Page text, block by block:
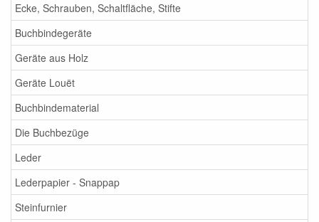
Ecke, Schrauben, Schaltfläche, Stifte
Buchbindegeräte
Geräte aus Holz
Geräte Louët
Buchbindematerial
Die Buchbezüge
Leder
Lederpapier - Snappap
Steinfurnier